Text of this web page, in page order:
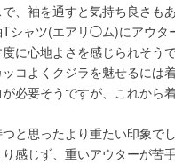
、袖を通すと気持ち良さも
Tシャツ(エアリ◯ム)にアウタ
に心地よさを感じられそう
コよくクジラを魅せるには
必要そうですが、これから
と思ったより重たい印象で
感じず、重いアウターが苦